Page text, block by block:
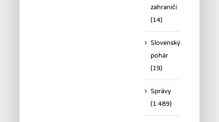
zahraničí
(14)
Slovenský
pohár
(19)
Správy
(1 489)